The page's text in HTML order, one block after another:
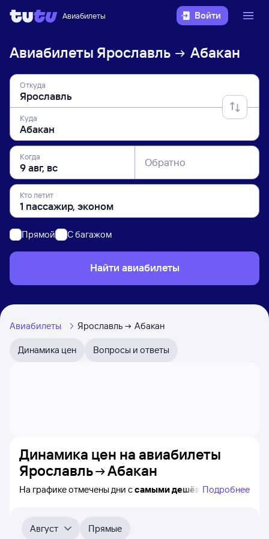
Авиабилеты Войти
Авиабилеты Ярославль Абакан
Откуда
Куда
Когда Обратно
Кто летит
Прямой C багажом
Найти авиабилеты
Авиабилеты Ярославль Абакан
Динамика цен Вопросы и ответы
Динамика цен на авиабилеты
Ярославль
Абакан
На графике отмечены дни ссамыми дешёвыми
на ближайшие пять месяцев. Выберите день,
перейдите по клику к поиску билетов на нужный рейс и
Подробнее
Август
Прямые